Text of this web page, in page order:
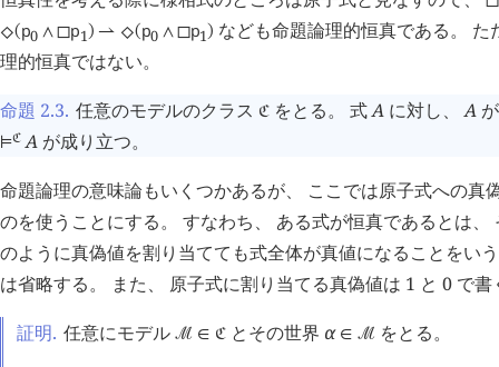
⬦( p0 ∧ ◻p1) ⇀ ⬦( p0 ∧ ◻p1) なども命題論理的恒真である。
理的恒真ではない。
命題 2.3. 任意のモデルのクラス 󱁀 をとる。 式A に対し、A
⊨󱁀 A が成り立つ。
命題論理の意味論もいくつかあるが、 ここでは原子式への真
のを使うことにする。 すなわち、 ある式が恒真であるとは
のように真偽値を割り当てても式全体が真値になることをい
は省略する。 また、 原子式に割り当てる真偽値は 1 と 0 で
証明. 任意にモデル 󰒤 ∈ 󱁀とその世界 α ∈ 󰒤 をとる。